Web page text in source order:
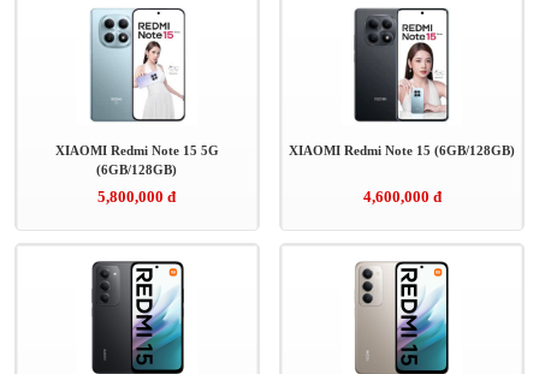
XIAOMI Redmi Note 15 5G
(6GB/128GB)
5,800,000 đ
XIAOMI Redmi Note 15 (6GB/128GB)
4,600,000 đ